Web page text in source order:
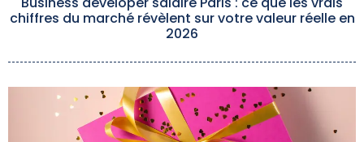
chiffres du marché révèlent sur votre valeur réelle en
2026